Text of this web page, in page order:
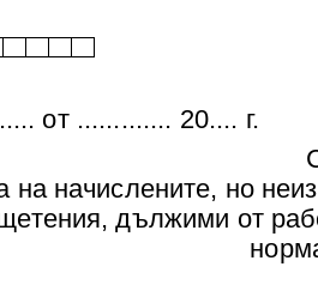
от ............. 20.... г.
на начислените, но
дължими от